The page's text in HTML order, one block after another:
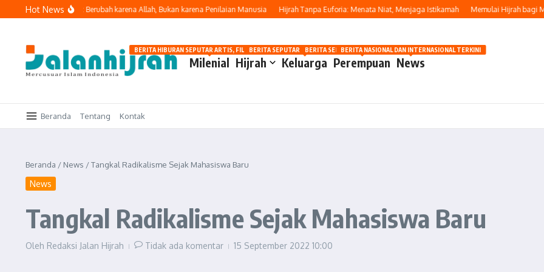
Lewati ke konten
Hot News
Memaknai Hijrah: Berubah karena Allah, Bukan karena Penilaian Manusia Hijrah Tanpa Euforia: Menata Niat, Menjaga Istikamah Memulai Hijrah bagi
Milenial
BERITA HIBURAN SEPUTAR ARTIS, FILM, DAN GOSIP
Hijrah Keluarga
BERITA SEPUTAR OTOMOTIF HARI INI
Perempuan
BERITA SEPUTAR KECANTIKAN WANITA
News
BERITA NASIONAL DAN INTERNASIONAL TERKINI
Beranda Tentang Kontak
Beranda / News /Tangkal Radikalisme Sejak Mahasiswa Baru
News
Tangkal Radikalisme Sejak Mahasiswa Baru
Oleh Redaksi Jalan Hijrah Tidak ada komentar 15 September 2022 10:00